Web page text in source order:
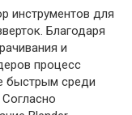
инструментов для
Благодаря
и
процесс
быстрым среди